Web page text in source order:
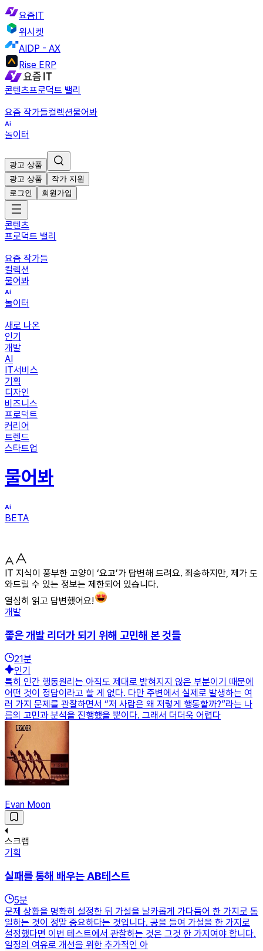
요즘IT
위시켓
AIDP - AX
Rise ERP
콘텐츠프로덕트 밸리
요즘 작가들컬렉션물어봐
놀이터
광고 상품
광고 상품
작가 지원
로그인
회원가입
콘텐츠
프로덕트 밸리
요즘 작가들
컬렉션
물어봐
놀이터
새로 나온
인기
개발
AI
IT서비스
기획
디자인
비즈니스
프로덕트
커리어
트렌드
스타트업
물어봐
BETA
IT 지식이 풍부한 고양이 ‘요고’가 답변해 드려요. 죄송하지만, 제가 도
와드릴 수 있는 정보는 제한되어 있습니다.
열심히 읽고 답변했어요!
개발
좋은 개발 리더가 되기 위해 고민해 본 것들
21분
인기
특히 인간 행동원리는 아직도 제대로 밝혀지지 않은 부분이기 때문에
어떤 것이 정답이라고 할 게 없다. 다만 주변에서 실제로 발생하는 여
러 가지 문제를 관찰하면서 “저 사람은 왜 저렇게 행동할까?”라는 나
름의 고민과 분석을 진행했을 뿐이다. 그래서 더더욱 어렵다
Evan Moon
스크랩
기획
실패를 통해 배우는 AB테스트
5분
문제 상황을 명확히 설정한 뒤 가설을 날카롭게 가다듬어 한 가지로 통
일하는 것이 정말 중요하다는 것입니다. 공을 들여 가설을 한 가지로
설정했다면 이번 테스트에서 관찰하는 것은 그것 한 가지여야 합니다.
일정의 여유로 개선을 위한 추가적인 아